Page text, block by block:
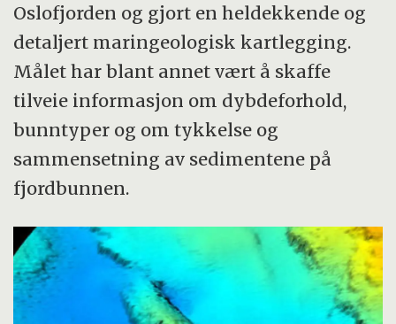
Oslofjorden og gjort en heldekkende og
detaljert maringeologisk kartlegging.
Målet har blant annet vært å skaffe
tilveie informasjon om dybdeforhold,
bunntyper og om tykkelse og
sammensetning av sedimentene på
fjordbunnen.